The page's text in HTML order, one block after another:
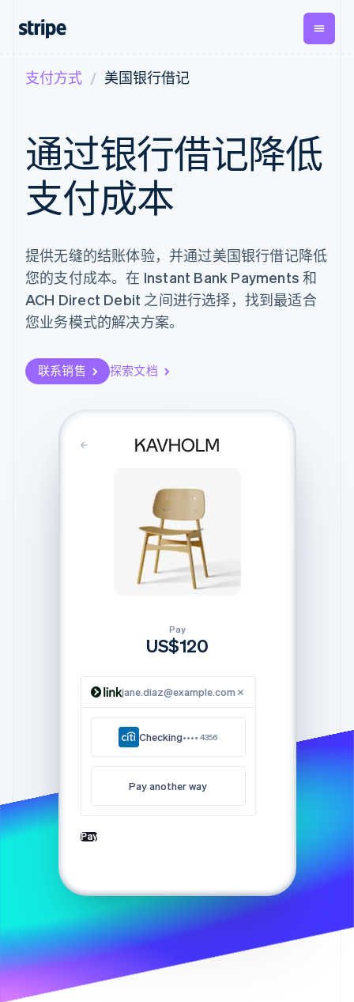
支付
在线支付
Payment links
无代码支付
Checkout
预构建支付界
灵活的 UI 组件
支付方式
Access to
125+
Authorization
Boost
化
Link
加速结账
营收
经常性收入
Metronome
按用量计费
Subscriptions
订阅管理
账单
销售税和增值
税自动化
Revenue
Recognition
自定义报告
Global
Payouts
Stripe Sessions 2026
了解 Stripe 如何为 AI 构建经济基础设施。
立即观看
按企业阶段
按应用场景
电子商务
嵌入式金融
财务自动化
全球化企业
应用内支付
交易市场
SaaS
酒店、旅游与休闲
媒体与娱乐
非营利组织
专业服务
公共部门
生态系统
合作伙伴
Stripe App Marketplace
文档
库与 SDK
Stripe Apps
指南
接受线上付款
实施预建结账流程
构建平台或交易市场
管理订阅
提供按用量计费
发行稳定币支持的支付卡
代码示例
学习
指南
支持
管理支持方案
专业服务
公司
产品路线图
Sessions 年度大会
联系销售
成为合作伙伴
支付方式 美国银行借记
通过银行借记降低
支付成本
提供无缝的结账体验，并通过美国银行借记降低
您的支付成本。在 Instant Bank Payments 和
ACH Direct Debit 之间进行选择，找到最适合
您业务模式的解决方案。
联系销售 探索文档
Pay
US$120
jane.diaz@example.com
Checking•••• 4356
Pay another way
Pay